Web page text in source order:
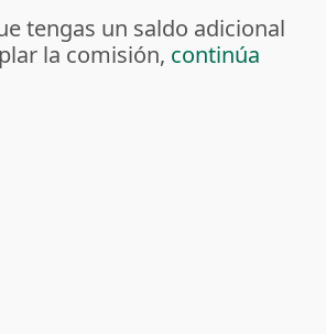
tengas un saldo adicional
la comisión, continúa